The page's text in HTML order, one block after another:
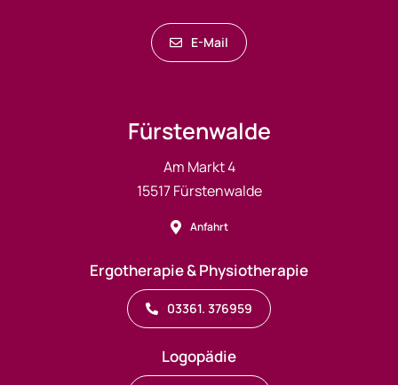
E-Mail
Fürstenwalde
Am Markt 4
15517 Fürstenwalde
Anfahrt
Ergotherapie & Physiotherapie
03361. 376959
Logopädie